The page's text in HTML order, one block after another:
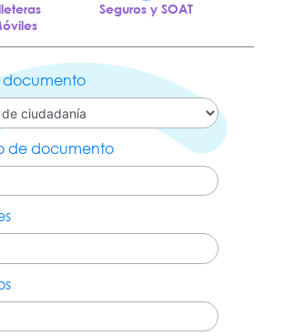
Seguros y SOAT
documento
de documento